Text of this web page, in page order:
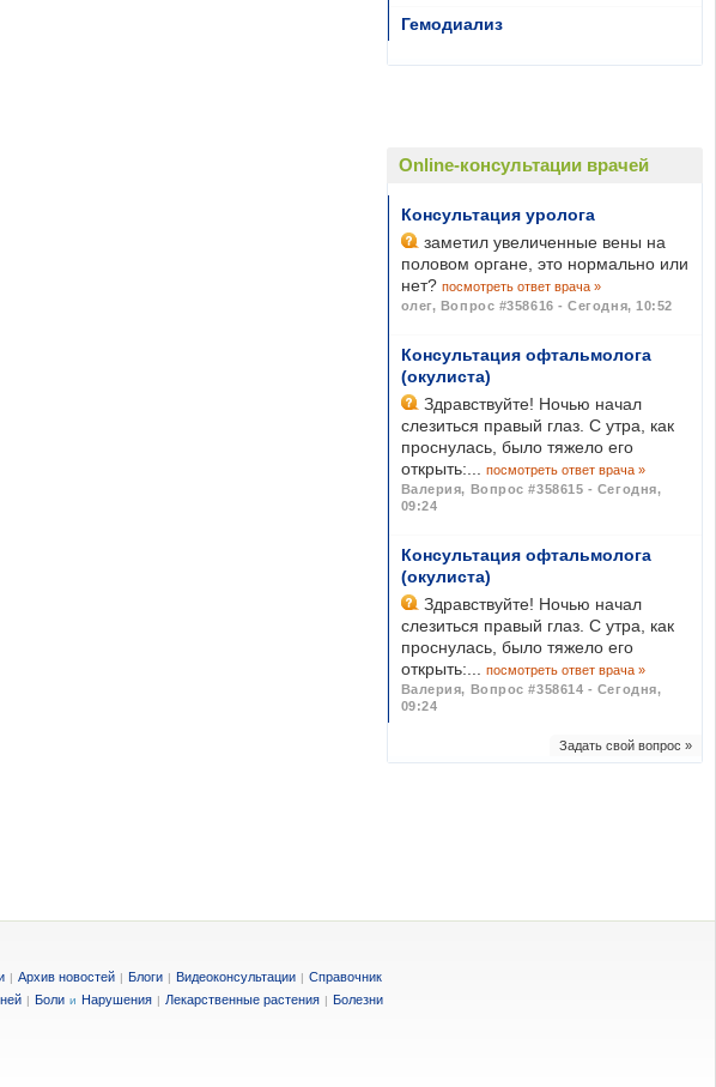
Гемодиализ
Online-консультации врачей
Консультация уролога
заметил увеличенные вены на
половом органе, это нормально или
нет? посмотреть ответ врача »
олег, Вопрос #358616 - Сегодня, 10:52
Консультация офтальмолога
(окулиста)
Здравствуйте! Ночью начал
слезиться правый глаз. С утра, как
проснулась, было тяжело его
открыть:...
посмотреть ответ врача »
Валерия, Вопрос #358615 - Сегодня,
09:24
Консультация офтальмолога
(окулиста)
Здравствуйте! Ночью начал
слезиться правый глаз. С утра, как
проснулась, было тяжело его
открыть:...
посмотреть ответ врача »
Валерия, Вопрос #358614 - Сегодня,
09:24
Задать свой вопрос »
| Архив новостей | Блоги | Видеоконсультации | Справочник
| Боли и Нарушения | Лекарственные растения | Болезни